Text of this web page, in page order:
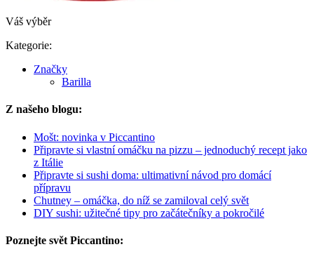
Váš výběr
Kategorie:
Značky
Barilla
Z našeho blogu:
Mošt: novinka v Piccantino
Připravte si vlastní omáčku na pizzu – jednoduchý recept jako
z Itálie
Připravte si sushi doma: ultimativní návod pro domácí
přípravu
Chutney – omáčka, do níž se zamiloval celý svět
DIY sushi: užitečné tipy pro začátečníky a pokročilé
Poznejte svět Piccantino: